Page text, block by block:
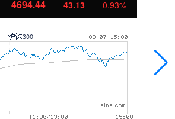
4694.44 43.13 0.93%